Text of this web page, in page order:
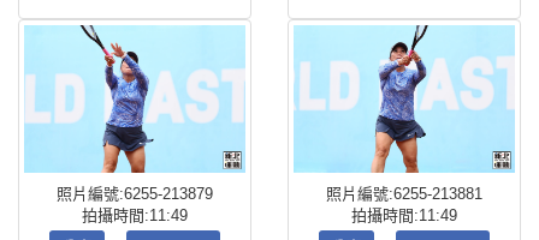
照片編號:6255-213879
拍攝時間:11:49
照片編號:6255-213881
拍攝時間:11:49